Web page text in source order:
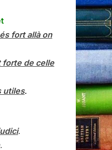
fort allà on
forte de celle
utiles.
.
.